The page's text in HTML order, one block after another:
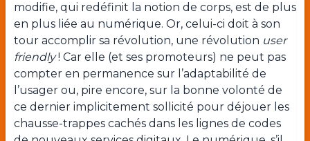
modifie, qui redéfinit la notion de corps, est de plus
en plus liée au numérique. Or, celui-ci doit à son
tour accomplir sa révolution, une révolution user
friendly! Car elle (et ses promoteurs) ne peut pas
compter en permanence sur l’adaptabilité de
l’usager ou, pire encore, sur la bonne volonté de
ce dernier implicitement sollicité pour déjouer les
chausse-trappes cachés dans les lignes de codes